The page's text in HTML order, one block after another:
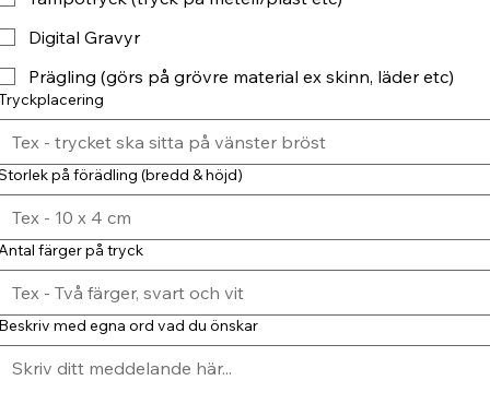
Digital Gravyr
Prägling (görs på grövre material ex skinn, läder etc)
på förädling (bredd & höjd)
färger på tryck
med egna ord vad du önskar